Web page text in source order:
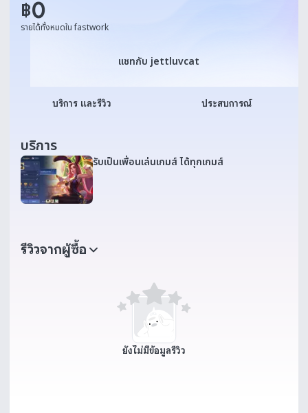
฿0
รายได้ทั้งหมดใน fastwork
แชทกับ jettluvcat
แชทกับ jettluvcat
บริการ และรีวิว ประสบการณ์
บริการ
รับเป็นเพื่อนเล่นเกมส์ ได้ทุกเกมส์
รีวิวจากผู้ซื้อ
ยังไม่มีข้อมูลรีวิว